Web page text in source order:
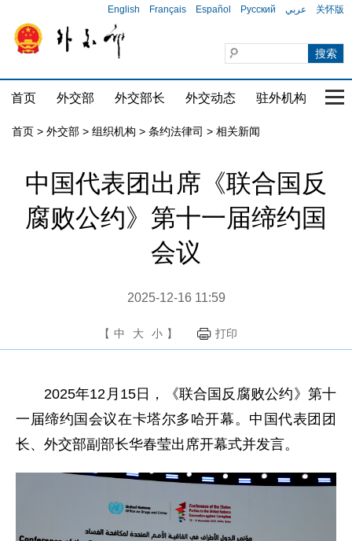
English Français Español Русский عربي 关怀版
首页 外交部 外交部长 外交动态 驻外机构 国
首页 > 外交部 > 组织机构 > 条约法律司 > 相关新闻
中国代表团出席《联合国反
腐败公约》第十一届缔约国
会议
2025-12-16 11:59
【 中 大 小 】 打印
2025年12月15日，《联合国反腐败公约》第十
一届缔约国会议在卡塔尔多哈开幕。中国代表团团
长、外交部副部长华春莹出席开幕式并发言。